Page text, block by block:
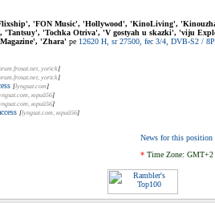
'FON Music', 'Hollywood', 'KinoLiving',
'Tochka Otriva', 'V gostyah u skazki', 'viju
'Zhara' pe 12620 H, sr 27500, fec 3/4, DVB-S2 /
, yorick]
, yorick]
[lyngsat.com]
, юрий56]
, юрий56]
[lyngsat.com, юрий56]
News for this position
* Time Zone: GMT+2